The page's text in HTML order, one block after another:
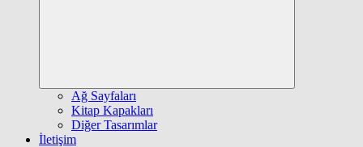
Ağ Sayfaları
Kitap Kapakları
Diğer Tasarımlar
İletişim